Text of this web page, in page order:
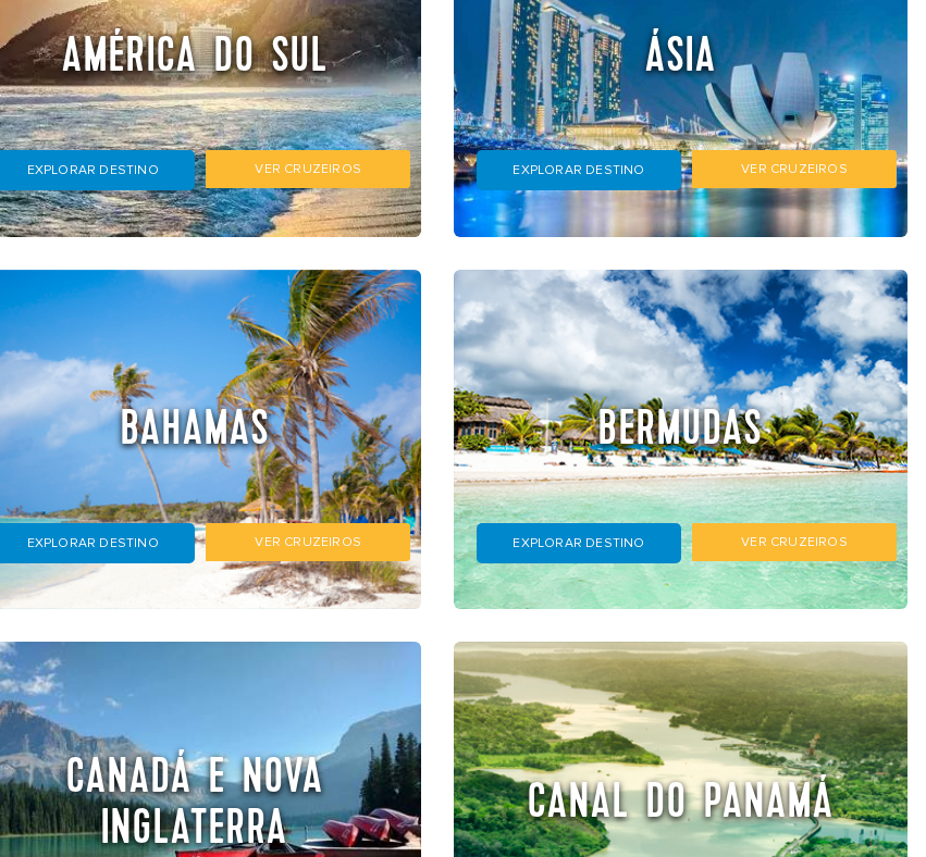
AMÉRICA DO SUL
EXPLORAR DESTINO VER CRUZEIROS
ÁSIA
EXPLORAR DESTINO VER CRUZEIROS
BAHAMAS
EXPLORAR DESTINO VER CRUZEIROS
BERMUDAS
EXPLORAR DESTINO VER CRUZEIROS
CANADÁ E NOVA
INGLATERRA
CANAL DO PANAMÁ